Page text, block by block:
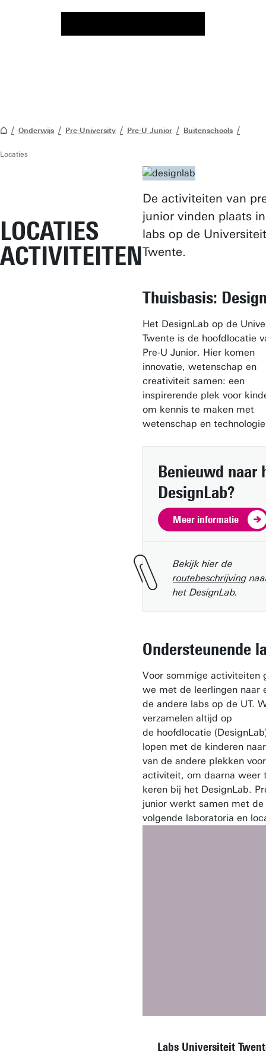
Onderwijs Pre-University Pre-U Junior Buitenschools
Locaties
LOCATIES
ACTIVITEITEN
De activiteiten van
junior vinden plaats
labs op de Universiteit
Twente.
Thuisbasis:
Het DesignLab op de
Twente is de hoofdlocatie
Pre-U Junior. Hier komen
innovatie, wetenschap en
creativiteit samen: een
inspirerende plek voor
om kennis te maken met
wetenschap en
Benieuwd naar
DesignLab?
Meer informatie
Bekijk hier de
routebeschrijving
het DesignLab.
Ondersteunende
Voor sommige activiteiten
we met de leerlingen naar
de andere labs op de UT.
verzamelen altijd op
de hoofdlocatie
lopen met de kinderen
van de andere plekken
activiteit, om daarna weer
keren bij het DesignLab.
junior werkt samen met de
volgende laboratoria en
Labs Universiteit